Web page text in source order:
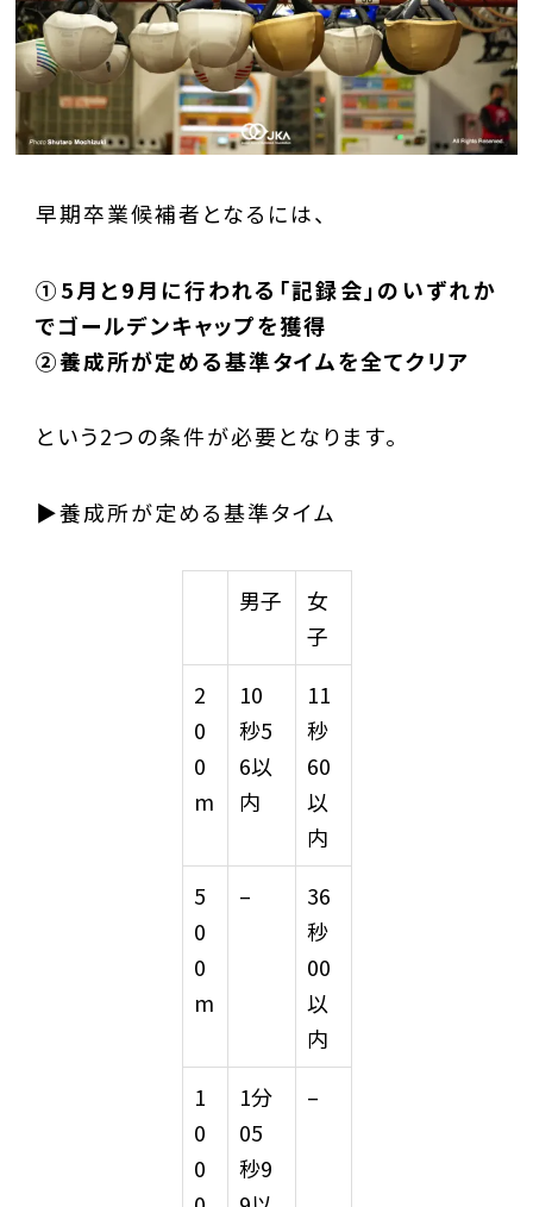
早期卒業候補者となるには、
①5月と9月に行われる「記録会」のいずれか
でゴールデンキャップを獲得
②養成所が定める基準タイムを全てクリア
という2つの条件が必要となります。
▶︎養成所が定める基準タイム
男子
女
子
2
0
0
m
10
秒5
6以
内
11
秒
60
以
内
5
0
0
m
–
36
秒
00
以
内
1
0
0
1分
05
秒9
–